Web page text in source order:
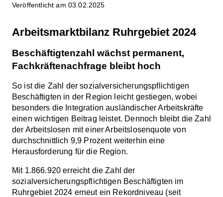
Veröffentlicht am 03.02.2025
Arbeitsmarktbilanz Ruhrgebiet 2024
Beschäftigtenzahl wächst permanent,
Fachkräftenachfrage bleibt hoch
So ist die Zahl der sozialversicherungspflichtigen
Beschäftigten in der Region leicht gestiegen, wobei
besonders die Integration ausländischer Arbeitskräfte
einen wichtigen Beitrag leistet. Dennoch bleibt die Zahl
der Arbeitslosen mit einer Arbeitslosenquote von
durchschnittlich 9,9 Prozent weiterhin eine
Herausforderung für die Region.
Mit 1.866.920 erreicht die Zahl der
sozialversicherungspflichtigen Beschäftigten im
Ruhrgebiet 2024 erneut ein Rekordniveau (seit